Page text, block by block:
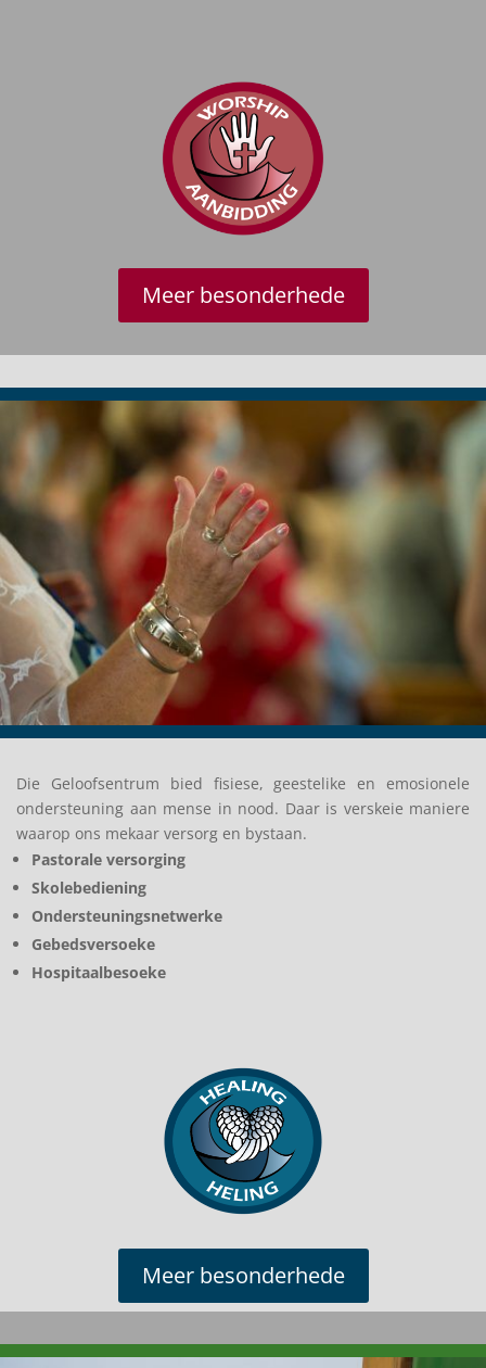
Meer besonderhede
Die Geloofsentrum bied fisiese, geestelike en emosionele
ondersteuning aan mense in nood. Daaris verskeie maniere
waarop ons mekaar versorg en bystaan.
Pastorale versorging
Skolebediening
Ondersteuningsnetwerke
Gebedsversoeke
Hospitaalbesoeke
Meer besonderhede